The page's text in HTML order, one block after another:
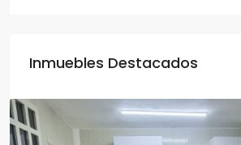
Inmuebles Destacados